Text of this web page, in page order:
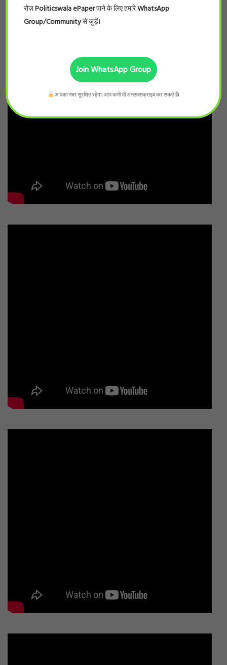
रोज़Politicswala ePaperपाने के लिए हमारेWhatsApp
Group/Communityसे जुड़ें।
Join WhatsApp Group
आपका नंबर सुरक्षित रहेगा। आप कभी भी अनसब्सक्राइब कर सकते हैं।